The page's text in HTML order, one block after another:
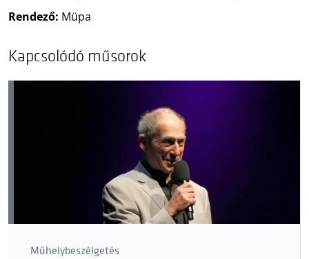
Rendező: Müpa
Kapcsolódó műsorok
Műhelybeszélgetés